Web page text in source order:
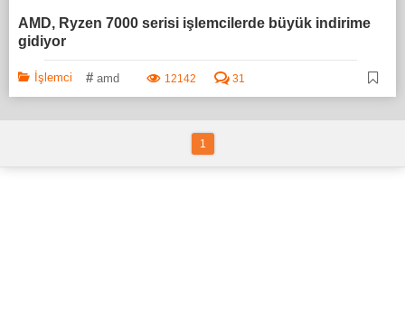
AMD, Ryzen 7000 serisi işlemcilerde büyük indirime
gidiyor
İşlemci # amd 12142 31
1